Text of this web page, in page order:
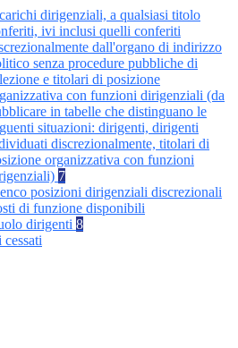
dirigenziali, a qualsiasi titolo
ivi inclusi quelli conferiti
dall'organo di indirizzo
senza procedure pubbliche di
e titolari di posizione
con funzioni dirigenziali (da
in tabelle che distinguano le
situazioni: dirigenti, dirigenti
discrezionalmente, titolari di
organizzativa con funzioni
7
posizioni dirigenziali discrezionali
di funzione disponibili
dirigenti 8